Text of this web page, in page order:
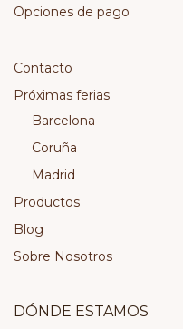
Opciones de pago
Contacto
Próximas ferias
Barcelona
Coruña
Madrid
Productos
Blog
Sobre Nosotros
DÓNDE ESTAMOS